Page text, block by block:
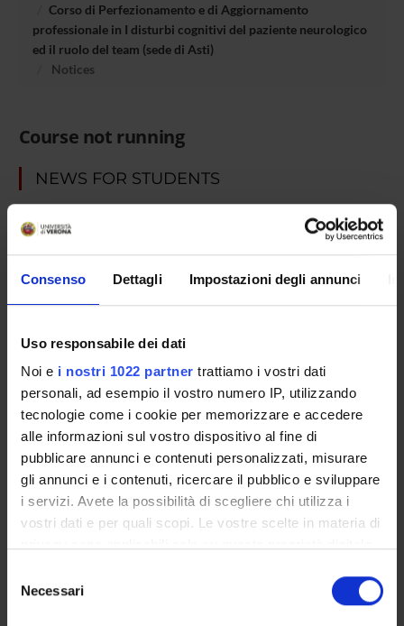
Consenso Dettagli Impostazioni degli annunci
Uso responsabile dei dati
Noi e i nostri 1022 partner trattiamo i vostri dati
personali, ad esempio il vostro numero IP, utilizzando
tecnologie come i cookie per memorizzare e accedere
alle informazioni sul vostro dispositivo al fine di
pubblicare annunci e contenuti personalizzati, misurare
gli annunci e i contenuti, ricercare il pubblico e sviluppare
i servizi. Avete la possibilità di scegliere chi utilizza i
vostri dati e per quali scopi. Le vostre scelte in materia di
modificare o revocare il proprio consenso in qualsiasi
momento dalla Dichiarazione sui cookie o facendo clic
delNecessari
Corso di Perfezionamento e di Aggiornamento
professionale in I disturbi cognitivi del paziente neurologico
ed il ruolo del team (sede di Asti)
Notices
Course not running
NEWS FOR STUDENTS
There you will find information, resources and services
useful during your time at the University (Student’s exam
courses, university email account, office forms,
administrative procedures, etc.). You can log into MyUnivr
to receive notification of all the notices from your teachers
MYUNIVR
Enrolment Policy
Notices